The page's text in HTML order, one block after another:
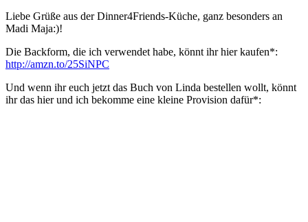
Liebe Grüße aus der Dinner4Friends-Küche, ganz besonders an
Madi Maja:)!
Die Backform, die ich verwendet habe, könnt ihr hier kaufen*:
http://amzn.to/25SiNPC
Und wenn ihr euch jetzt das Buch von Linda bestellen wollt, könnt
ihr das hier und ich bekomme eine kleine Provision dafür*: